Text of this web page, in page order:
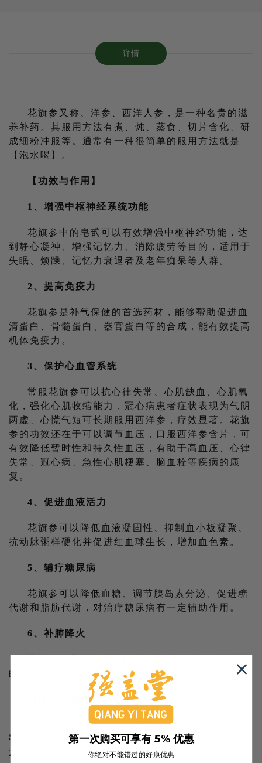
详情
花旗参又称、洋参、西洋人参，是一种名贵的滋
养补药。其服用方法有煮、炖、蒸食、切片含化、研
成细粉冲服等。通常有一种很简单的服用方法就是
【泡水喝】。
【功效与作用】
1、增强中枢神经系统功能
花旗参中的皂甙可以有效增强中枢神经功能，达
到静心凝神、增强记忆力、消除疲劳等目的，适用于
失眠、烦躁、记忆力衰退者及老年痴呆等人群。
2、提高免疫力
花旗参是补气保健的首选药材，能够帮助促进血
清蛋白、骨髓蛋白、器官蛋白等的合成，能有效提高
机体免疫力。
3、保护心血管系统
常服花旗参可以抗心律失常、心肌缺血、心肌氧
化，强化心肌收缩能力，冠心病患者症状表现为气阴
两虚、心慌气短可长期服用西洋参，疗效显著。花旗
参的功效还在于可以调节血压，口服西洋参含片，可
有效降低暂时性和持久性血压，有助于高血压、心律
失常、冠心病、急性心肌梗塞、脑血栓等疾病的康
复。
4、促进血液活力
花旗参可以降低血液凝固性、抑制血小板凝聚、
抗动脉粥样硬化并促进红血球生长，增加血色素。
5、辅疗糖尿病
花旗参可以降低血糖、调节胰岛素分泌、促进糖
代谢和脂肪代谢，对治疗糖尿病有一定辅助作用。
6、补肺降火
的功效。
【服用注意事项】
1、不要与茶同时服用，因为茶叶中含有多量的
鞣酸，会破坏花旗参中的有效成分，在服用花旗参的
2～3日后才能喝茶；
第一次购买可享有 5% 优惠
你绝对不能错过的好康优惠